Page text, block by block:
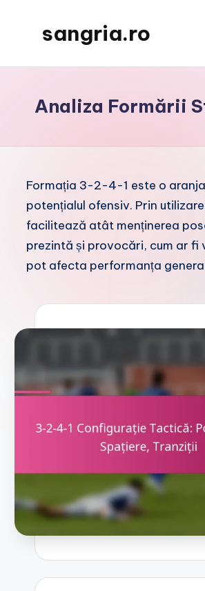
sangria.ro
Analiza Formării
Formația 3-2-4-1 este o
potențialul ofensiv. Prin
facilitează atât menținerea
prezintă și provocări, cum ar
pot afecta performanța